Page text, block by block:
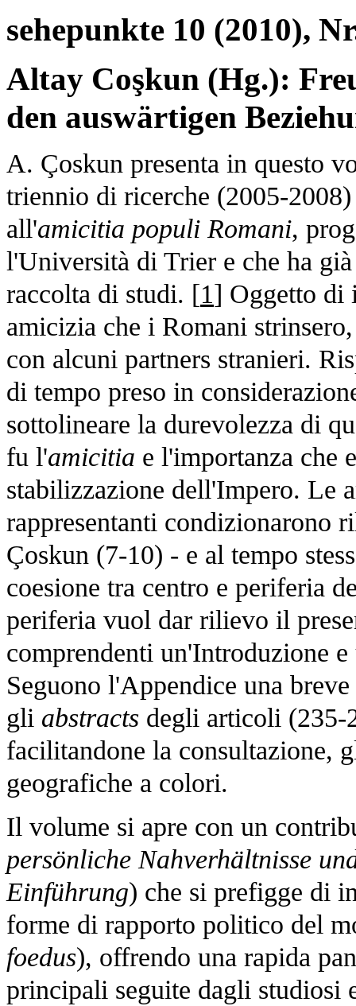
sehepunkte 10 (2010),
Altay Coşkun (Hg.):
den auswärtigen
A. Çoskun presenta in questo
triennio di ricerche (2005-
all'amicitia populi Romani,
l'Università di Trier e che ha
raccolta di studi. [1] Oggetto di
amicizia che i Romani
con alcuni partners stranieri.
di tempo preso in
sottolineare la durevolezza di
fu l'amicitia e l'importanza che
stabilizzazione dell'Impero. Le
rappresentanti condizionarono
Çoskun (7-10) - e al tempo
coesione tra centro e periferia
periferia vuol dar rilievo il
comprendenti un'Introduzione
Seguono l'Appendice una
gli abstracts degli articoli (235-
facilitandone la consultazione,
geografiche a colori.
Il volume si apre con un
persönliche Nahverhältnisse
Einführung) che si prefigge di
forme di rapporto politico del
foedus), offrendo una rapida
principali seguite dagli studiosi